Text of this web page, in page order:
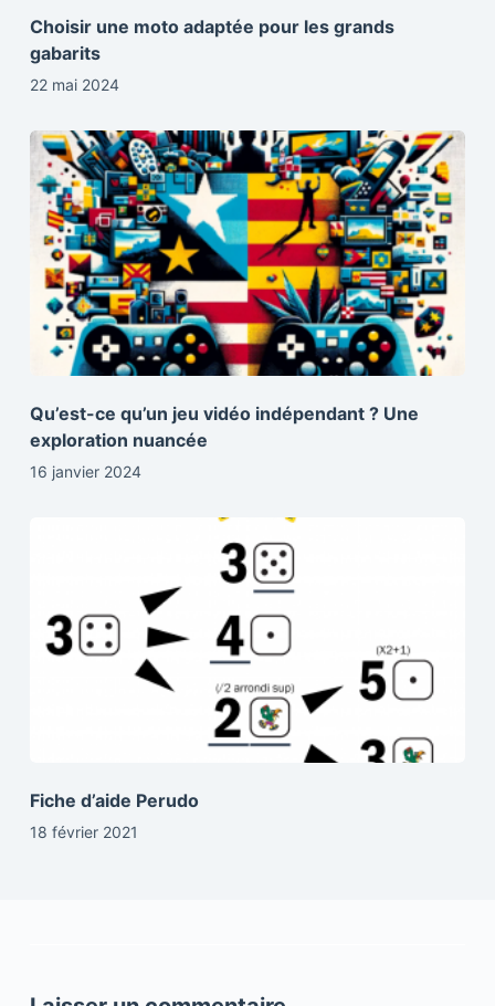
Choisir une moto adaptée pour les grands
gabarits
22 mai 2024
Qu’est-ce qu’un jeu vidéo indépendant ? Une
exploration nuancée
16 janvier 2024
Fiche d’aide Perudo
18 février 2021